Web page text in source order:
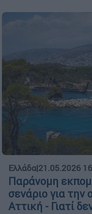
Ελλάδα|21.05.2026
Παράνομη
σενάριο για την
Αττική - Γιατί